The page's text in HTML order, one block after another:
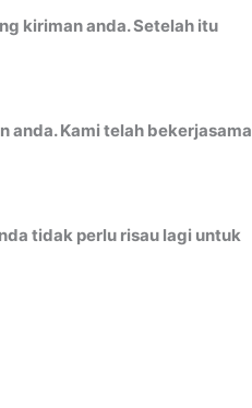
kiriman anda. Setelah itu
anda. Kami telah bekerjasama
tidak perlu risau lagi untuk